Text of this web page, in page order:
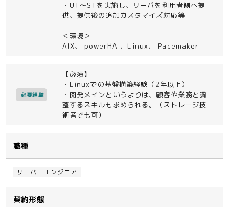
・UT〜STを実施し、サーバを利用者側へ提
供、提供後の追加カスタマイズ対応等
＜環境＞
AIX、 powerHA 、Linux、 Pacemaker
必要経験
【必須】
・Linuxでの基盤構築経験（2年以上）
・開発メインというよりは、顧客や業務と調
整するスキルも求められる。（ストレージ技
術者でも可）
職種
サーバーエンジニア
契約形態